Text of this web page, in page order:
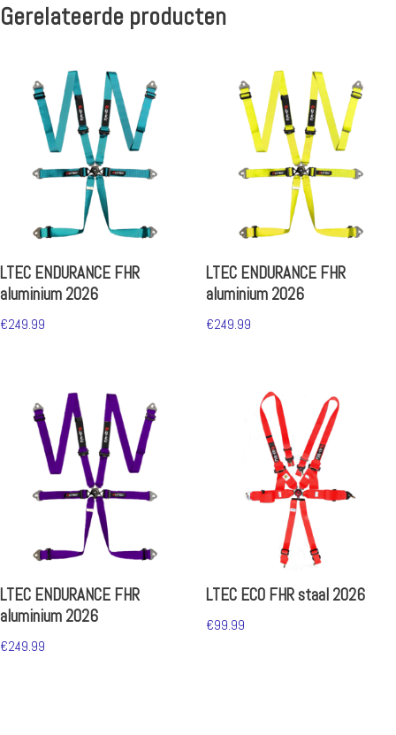
Gerelateerde producten
LTEC ENDURANCE FHR
aluminium 2026
€249.99
LTEC ENDURANCE FHR
aluminium 2026
€249.99
LTEC ENDURANCE FHR
aluminium 2026
€249.99
LTEC ECO FHR staal 2026
€99.99